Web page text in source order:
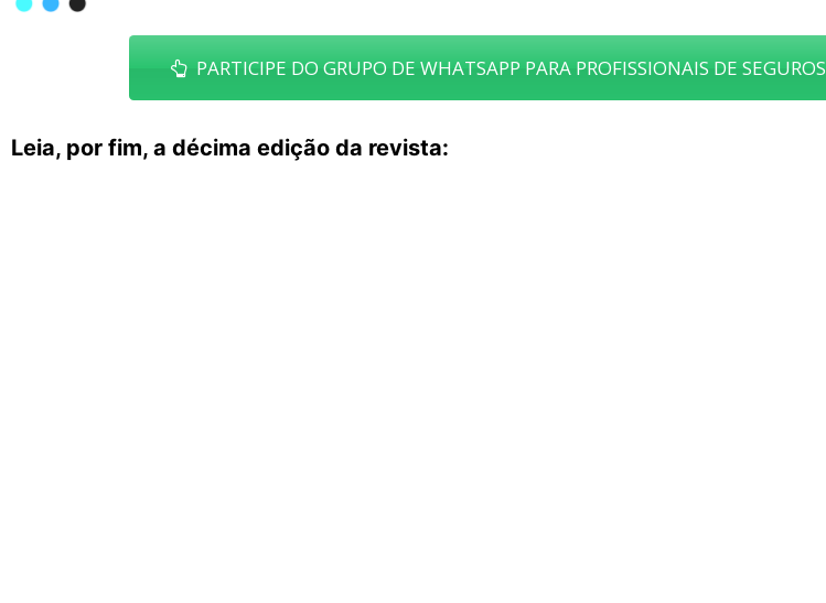
PARTICIPE DO GRUPO DE WHATSAPP PARA PROFISSIONAIS DE SEGUROS
Leia, por fim, a décima edição da revista: